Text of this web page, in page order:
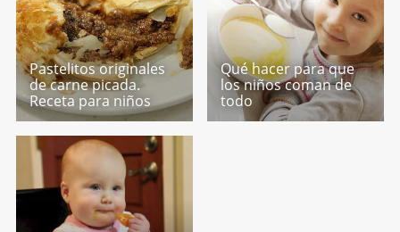
Pastelitos originales
de carne picada.
Receta para niños
Qué hacer para que
los niños coman de
todo